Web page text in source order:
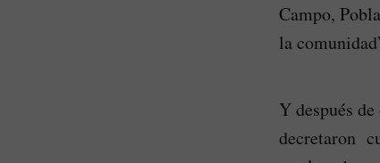
Campo,
la
Y después
decretaron